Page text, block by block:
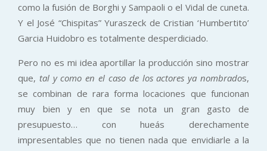
como la fusión de Borghi y Sampaoli o el Vidal de cuneta.
Y el José “Chispitas” Yuraszeck de Cristian ‘Humbertito’
Garcia Huidobro es totalmente desperdiciado.
Pero no es mi idea aportillar la producción sino mostrar
que, tal y como en el caso de los actores ya nombrados,
se combinan de rara forma locaciones que funcionan
muy bien y en que se nota un gran gasto de
presupuesto… con hueás derechamente
impresentables que no tienen nada que envidiarle a la